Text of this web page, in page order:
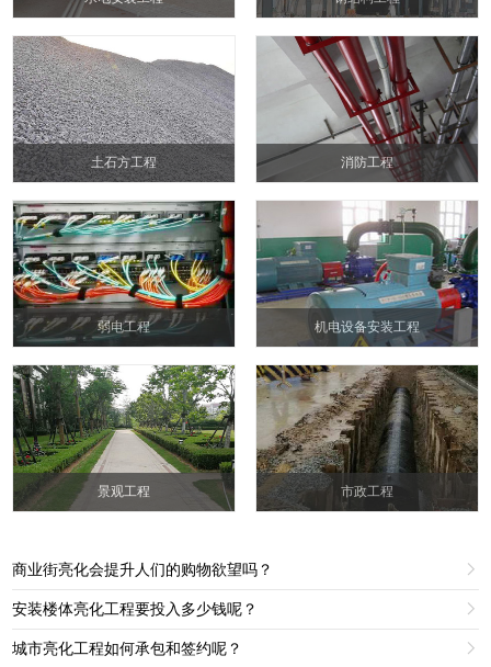
土石方工程 消防工程
弱电工程 机电设备安装工程
景观工程 市政工程
商业街亮化会提升人们的购物欲望吗？ 
安装楼体亮化工程要投入多少钱呢？ 
城市亮化工程如何承包和签约呢？ 